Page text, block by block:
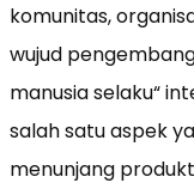
komunitas,
wujud
manusia selaku“
salah satu aspek
menunjang